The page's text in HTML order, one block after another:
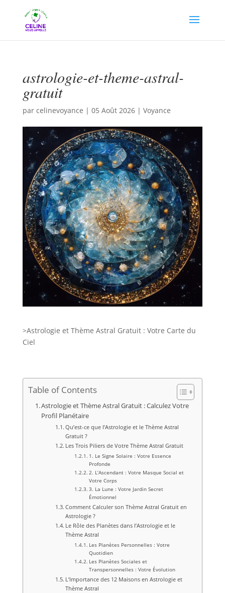
astrologie-et-theme-astral-
gratuit
par celinevoyance | 05 Août 2026| Voyance
>Astrologie et Thème Astral Gratuit : Votre Carte du
Ciel
Table of Contents
Astrologie et Thème Astral Gratuit : Calculez Votre
Profil Planétaire
Qu’est-ce que l’Astrologie et le Thème Astral
Gratuit ?
Les Trois Piliers de Votre Thème Astral Gratuit
1. Le Signe Solaire : Votre Essence
Profonde
2. L’Ascendant : Votre Masque Social et
Votre Corps
3. La Lune : Votre Jardin Secret
Émotionnel
Comment Calculer son Thème Astral Gratuit en
Astrologie ?
Le Rôle des Planètes dans l’Astrologie et le
Thème Astral
Les Planètes Personnelles : Votre
Quotidien
Les Planètes Sociales et
Transpersonnelles : Votre Évolution
L’Importance des 12 Maisons en Astrologie et
Thème Astral